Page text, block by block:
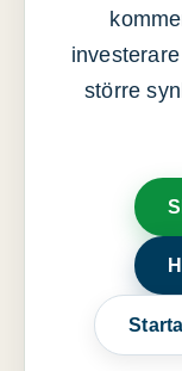
större